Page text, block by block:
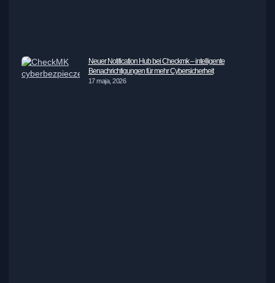
Neuer Notification Hub bei Checkmk – intelligente
Benachrichtigungen für mehr Cybersicherheit
17 maja, 2026